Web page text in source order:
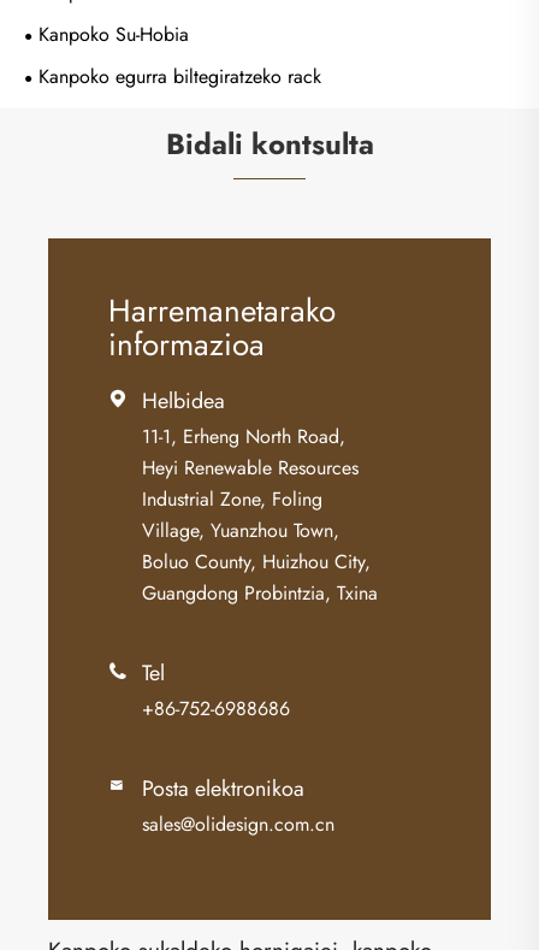
Kanpoko Su-Hobia
Kanpoko egurra biltegiratzeko rack
Bidali kontsulta
Harremanetarako
informazioa
 Helbidea
11-1, Erheng North Road,
Heyi Renewable Resources
Industrial Zone, Foling
Village, Yuanzhou Town,
Boluo County, Huizhou City,
Guangdong Probintzia, Txina
 Tel
+86-752-6988686
 Posta elektronikoa
sales@olidesign.com.cn